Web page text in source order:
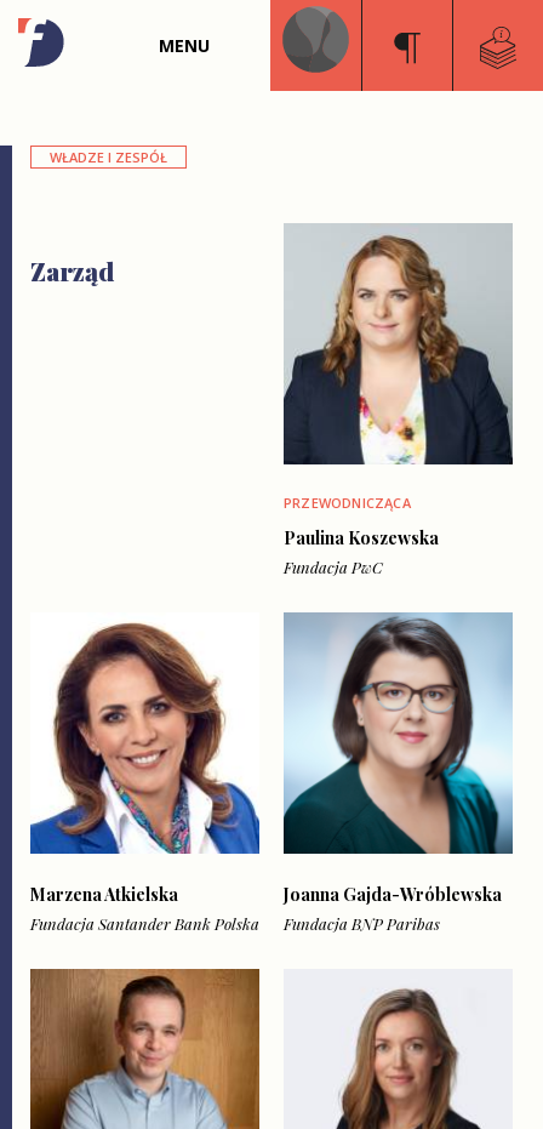
MENU
WŁADZE I ZESPÓŁ
Zarząd
PRZEWODNICZĄCA
Paulina Koszewska
Fundacja PwC
Marzena Atkielska
Fundacja Santander Bank Polska
Joanna Gajda-Wróblewska
Fundacja BNP Paribas